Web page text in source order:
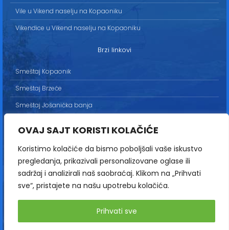
OVAJ SAJT KORISTI KOLAČIĆE
Koristimo kolačiće da bismo poboljšali vaše iskustvo
pregledanja, prikazivali personalizovane oglase ili
sadržaj i analizirali naš saobraćaj. Klikom na „Prihvati
sve“, pristajete na našu upotrebu kolačića.
Prihvati sve
Vile u Vikend naselju na Kopaoniku
Vikendice u Vikend naselju na Kopaoniku
Brzi linkovi
Smeštaj Kopaonik
Smeštaj Brzeće
Smeštaj Jošanička banja
Kontakt
Sva prava zadržana / All rights reserved